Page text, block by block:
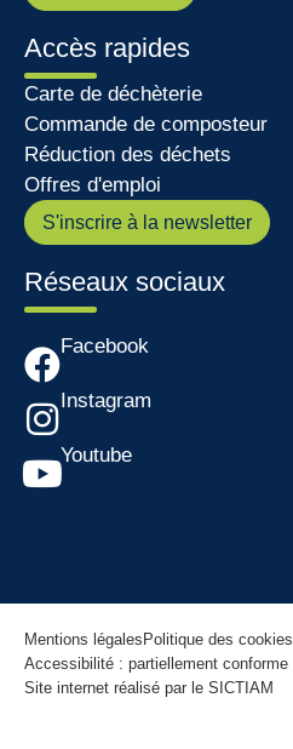
Accès rapides
Carte de déchèterie
Commande de composteur
Réduction des déchets
Offres d'emploi
S'inscrire à la newsletter
Réseaux sociaux
Facebook
Instagram
Youtube
Mentions légales Politique des cookies
Accessibilité : partiellement conforme
Site internet réalisé par le SICTIAM